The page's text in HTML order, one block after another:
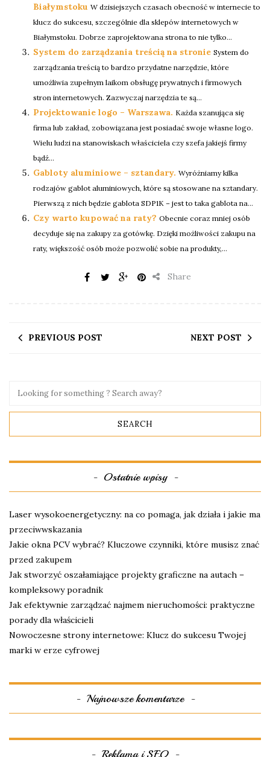
Białymstoku W dzisiejszych czasach obecność w internecie to
klucz do sukcesu, szczególnie dla sklepów internetowych w
Białymstoku. Dobrze zaprojektowana strona to nie tylko...
System do zarządzania treścią na stronie System do
zarządzania treścią to bardzo przydatne narzędzie, które
umożliwia zupełnym laikom obsługę prywatnych i firmowych
stron internetowych. Zazwyczaj narzędzia te są...
Projektowanie logo – Warszawa. Każda szanująca się
firma lub zakład, zobowiązana jest posiadać swoje własne logo.
Wielu ludzi na stanowiskach właściciela czy szefa jakiejś firmy
bądź...
Gabloty aluminiowe – sztandary. Wyróżniamy kilka
rodzajów gablot aluminiowych, które są stosowane na sztandary.
Pierwszą z nich będzie gablota SDP1K – jest to taka gablota na...
Czy warto kupować na raty? Obecnie coraz mniej osób
decyduje się na zakupy za gotówkę. Dzięki możliwości zakupu na
raty, większość osób może pozwolić sobie na produkty,...
Share
PREVIOUS POST NEXT POST
Ostatnie wpisy
Laser wysokoenergetyczny: na co pomaga, jak działa i jakie ma
przeciwwskazania
Jakie okna PCV wybrać? Kluczowe czynniki, które musisz znać
przed zakupem
Jak stworzyć oszałamiające projekty graficzne na autach –
kompleksowy poradnik
Jak efektywnie zarządzać najmem nieruchomości: praktyczne
porady dla właścicieli
Nowoczesne strony internetowe: Klucz do sukcesu Twojej
marki w erze cyfrowej
Najnowsze komentarze
Reklama i SEO